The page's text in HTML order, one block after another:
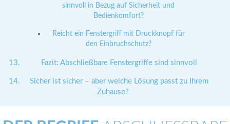
sinnvoll in Bezug auf Sicherheit und
Bedienkomfort?
Reicht ein Fenstergriff mit Druckknopf für
den Einbruchschutz?
Fazit: Abschließbare Fenstergriffe sind sinnvoll
Sicher ist sicher – aber welche Lösung passt zu Ihrem
Zuhause?